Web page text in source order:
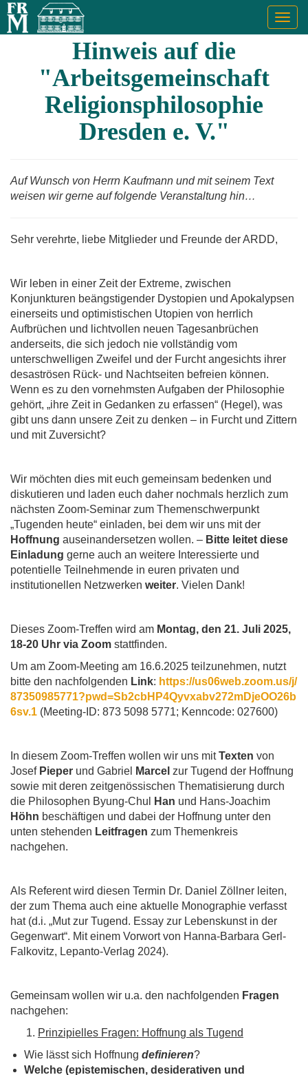
Hinweis auf die
"Arbeitsgemeinschaft
Religionsphilosophie
Dresden e. V."
Auf Wunsch von Herrn Kaufmann und mit seinem Text
weisen wir gerne auf folgende Veranstaltung hin…
Sehr verehrte, liebe Mitglieder und Freunde der ARDD,
Wir leben in einer Zeit der Extreme, zwischen
Konjunkturen beängstigender Dystopien und Apokalypsen
einerseits und optimistischen Utopien von herrlich
Aufbrüchen und lichtvollen neuen Tagesanbrüchen
anderseits, die sich jedoch nie vollständig vom
unterschwelligen Zweifel und der Furcht angesichts ihrer
desaströsen Rück- und Nachtseiten befreien können.
Wenn es zu den vornehmsten Aufgaben der Philosophie
gehört, „ihre Zeit in Gedanken zu erfassen“ (Hegel), was
gibt uns dann unsere Zeit zu denken – in Furcht und Zittern
und mit Zuversicht?
Wir möchten dies mit euch gemeinsam bedenken und
diskutieren und laden euch daher nochmals herzlich zum
nächsten Zoom-Seminar zum Themenschwerpunkt
„Tugenden heute“ einladen, bei dem wir uns mit der
Hoffnung auseinandersetzen wollen. – Bitte leitet diese
Einladung gerne auch an weitere Interessierte und
potentielle Teilnehmende in euren privaten und
institutionellen Netzwerken weiter. Vielen Dank!
Dieses Zoom-Treffen wird am Montag, den 21. Juli 2025,
18-20 Uhr via Zoom stattfinden.
Um am Zoom-Meeting am 16.6.2025 teilzunehmen, nutzt
bitte den nachfolgenden Link: https://us06web.zoom.us/j/
87350985771?pwd=Sb2cbHP4Qyvxabv272mDjeOO26b
6sv.1 (Meeting-ID: 873 5098 5771; Kenncode: 027600)
In diesem Zoom-Treffen wollen wir uns mitTexten von
Josef Pieper und Gabriel Marcel zur Tugend der Hoffnung
sowie mit deren zeitgenössischen Thematisierung durch
die Philosophen Byung-Chul
Han und Hans-Joachim
Höhn beschäftigen und dabei der Hoffnung unter den
unten stehenden Leitfragen zum Themenkreis
nachgehen.
Als Referent wird diesen Termin Dr. Daniel Zöllner leiten,
der zum Thema auch eine aktuelle Monographie verfasst
hat (d.i. „Mut zur Tugend. Essay zur Lebenskunst in der
Gegenwart“. Mit einem Vorwort von Hanna-Barbara Gerl-
Falkovitz, Lepanto-Verlag 2024).
Gemeinsam wollen wir u.a. den nachfolgenden Fragen
nachgehen:
Prinzipielles Fragen: Hoffnung als Tugend
Wie lässt sich Hoffnung definieren?
Welche (epistemischen, desiderativen und